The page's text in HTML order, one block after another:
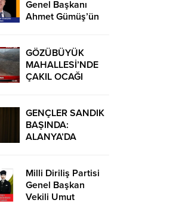
Genel Başkanı
Ahmet Gümüş’ün
Geliyoruz”
Konuşması
GÖZÜBÜYÜK
MAHALLESİ’NDE
ÇAKIL OCAĞI
TAŞKIN YAŞANDI!
GENÇLER SANDIK
BAŞINDA:
ALANYA’DA
Milli Diriliş Partisi
Genel Başkan
Vekili Umut